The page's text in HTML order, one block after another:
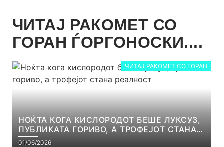
ЧИТАЈ РАКОМЕТ СО
ГОРАН ЃОРГОНОСКИ....
ЧИТАЈ РАКОМЕТ СО ГОРАН
НОЌТА КОГА КИСЛОРОДОТ БЕШЕ ЛУКСУЗ,
ПУБЛИКАТА ГОРИВО, А ТРОФЕЈОТ СТАНА
РЕАЛНОСТ
01/06/2026